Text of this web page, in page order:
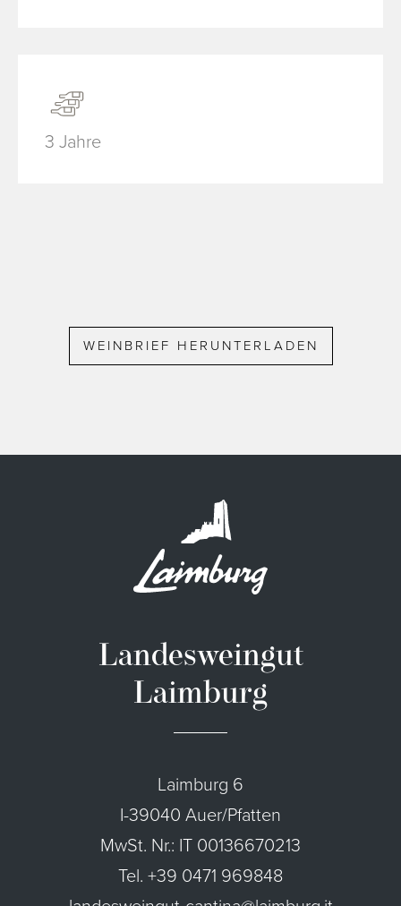
3 Jahre
WEINBRIEF HERUNTERLADEN
Landesweingut
Laimburg
Laimburg 6
I-39040 Auer/Pfatten
MwSt. Nr.: IT 00136670213
Tel. +39 0471 969848